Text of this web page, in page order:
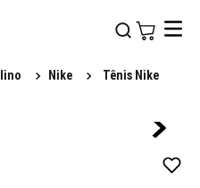
Nike
Tênis Nike